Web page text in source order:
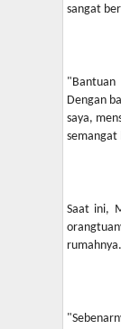
sangat
Dengan
saya,
semangat
Saat ini,
rumahnya.